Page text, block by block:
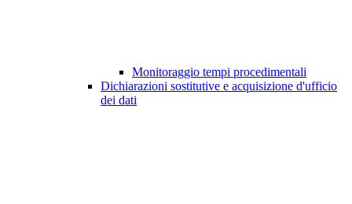
Monitoraggio tempi procedimentali
Dichiarazioni sostitutive e acquisizione d'ufficio
dei dati